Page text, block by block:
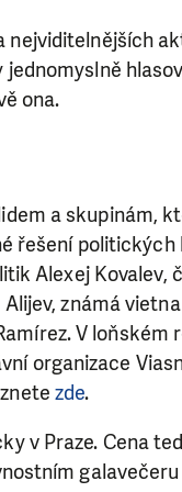
nejviditelnějších
ona.
a skupinám,
řešení
Alexej
známá
V loňském
organizace
zde.
v Praze. Cena
bez Vaší
dárcem
je to nejvíce
PRAVIDELNĚ